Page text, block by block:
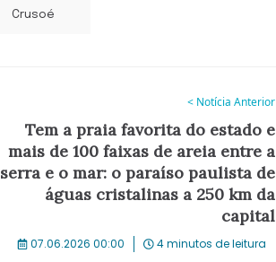
Crusoé
< Notícia Anterior
Tem a praia favorita do estado e
mais de 100 faixas de areia entre a
serra e o mar: o paraíso paulista de
águas cristalinas a 250 km da
capital
07.06.2026 00:00 4 minutos de leitura